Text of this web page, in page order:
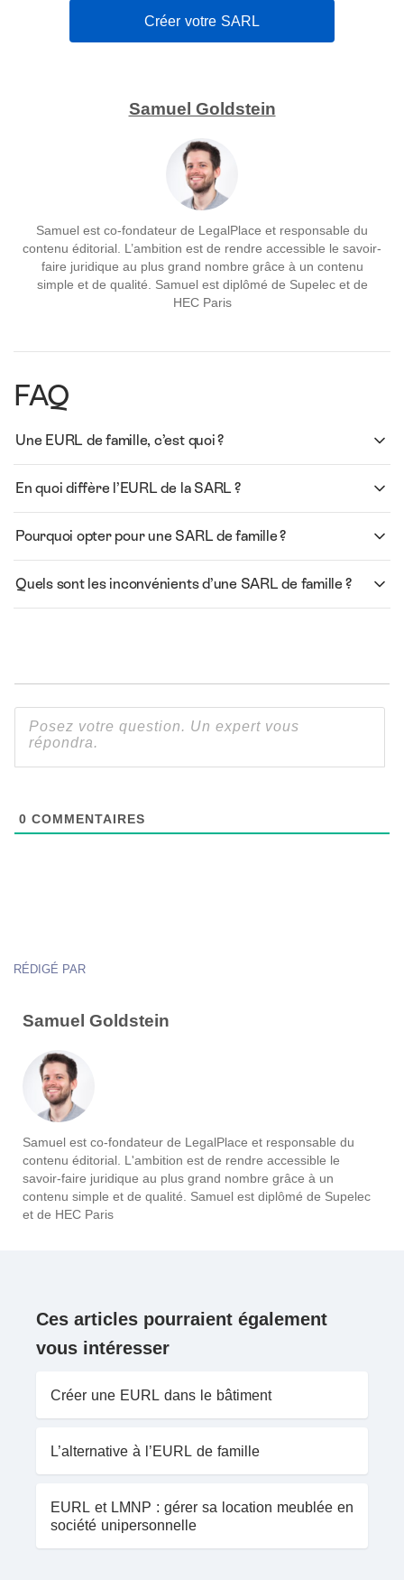
Créer votre SARL
Samuel Goldstein
Samuel est co-fondateur de LegalPlace et responsable du
contenu éditorial. L’ambition est de rendre accessible le savoir-
faire juridique au plus grand nombre grâce à un contenu
simple et de qualité. Samuel est diplômé de Supelec et de
HEC Paris
FAQ
Une EURL de famille, c’est quoi ?
En quoi diffère l’EURL de la SARL ?
Pourquoi opter pour une SARL de famille ?
Quels sont les inconvénients d’une SARL de famille ?
0 COMMENTAIRES
RÉDIGÉ PAR
Samuel Goldstein
Samuel est co-fondateur de LegalPlace et responsable du
contenu éditorial. L'ambition est de rendre accessible le
savoir-faire juridique au plus grand nombre grâce à un
contenu simple et de qualité. Samuel est diplômé de Supelec
et de HEC Paris
Ces articles pourraient également
vous intéresser
Créer une EURL dans le bâtiment
L’alternative à l’EURL de famille
EURL et LMNP : gérer sa location meublée en
société unipersonnelle